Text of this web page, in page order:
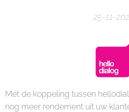
25-11-
Met de koppeling tussen
nog meer rendement uit uw